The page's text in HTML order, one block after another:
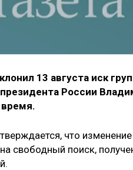
13 августа иск
России
что
свободный поиск,